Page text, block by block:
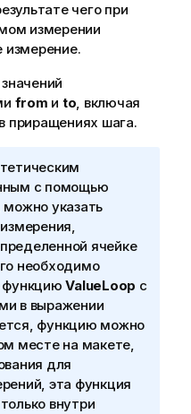
чего при
измерении
измерение.
from и to, включая
приращениях шага.
с помощью
можно указать
ячейке
необходимо
функциюValueLoop с
в выражении
функцию можно
месте на макете,
для
эта функция
внутри